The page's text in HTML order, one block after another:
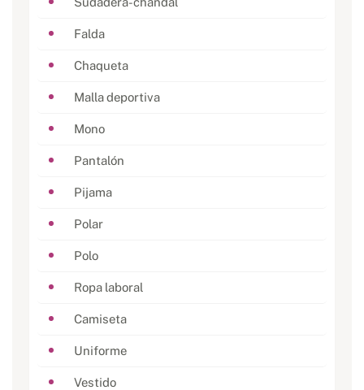
Falda
Chaqueta
Malla deportiva
Mono
Pantalón
Pijama
Polar
Polo
Ropa laboral
Camiseta
Uniforme
Vestido